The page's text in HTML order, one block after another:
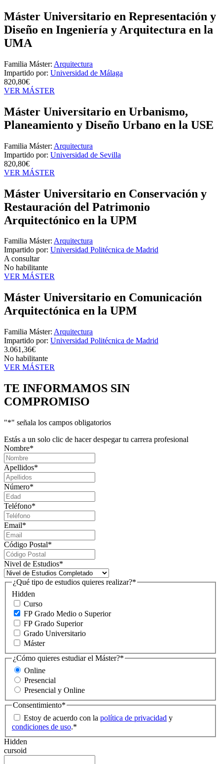
Máster Universitario en Representación y
Diseño en Ingeniería y Arquitectura en la
UMA
Familia Máster: Arquitectura
Impartido por: Universidad de Málaga
820,80€
VER MÁSTER
Máster Universitario en Urbanismo,
Planeamiento y Diseño Urbano en la USE
Familia Máster: Arquitectura
Impartido por: Universidad de Sevilla
820,80€
VER MÁSTER
Máster Universitario en Conservación y
Restauración del Patrimonio
Arquitectónico en la UPM
Familia Máster: Arquitectura
Impartido por: Universidad Politécnica de Madrid
A consultar
No habilitante
VER MÁSTER
Máster Universitario en Comunicación
Arquitectónica en la UPM
Familia Máster: Arquitectura
Impartido por: Universidad Politécnica de Madrid
3.061,36€
No habilitante
VER MÁSTER
TE INFORMAMOS SIN
COMPROMISO
"*" señala los campos obligatorios
Estás a un solo clic de hacer despegar tu carrera profesional
Nombre*
Apellidos*
Número*
Teléfono*
Email*
Código Postal*
Nivel de Estudios*
Hidden
¿Qué tipo de estudios quieres realizar?*
Curso
FP Grado Medio o Superior
FP Grado Superior
Grado Universitario
Máster
¿Cómo quieres estudiar el Máster?*
Online
Presencial
Presencial y Online
Consentimiento*
Estoy de acuerdo con la política de privacidad y
condiciones de uso.*
Hidden
cursoid